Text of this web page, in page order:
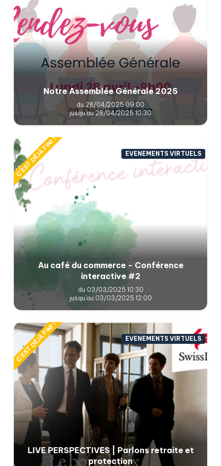
Notre Assemblée Générale 2025
du 28/04/2025 09:00
jusqu'au 28/04/2025 10:30
C'EST DÉJÀ FINI ! EVENEMENTS VIRTUELS
Au café du commerce - Conférence
interactive #2
du 03/03/2025 10:30
jusqu'au 03/03/2025 12:00
C'EST DÉJÀ FINI ! EVENEMENTS VIRTUELS
LIVE PERSPECTIVES | Parlons retraite et
protection